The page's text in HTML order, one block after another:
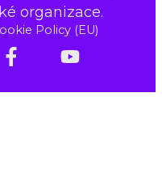
organizace.
Policy (EU)